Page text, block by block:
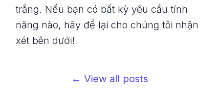
trắng. Nếu bạn có bất kỳ yêu cầu tính
năng nào, hãy để lại cho chúng tôi nhận
xét bên dưới!
← View all posts